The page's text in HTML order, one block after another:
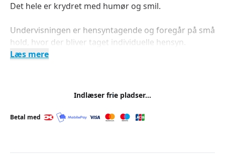
Det hele er krydret med humør og smil.
Undervisningen er hensyntagende og foregår på små
hold, hvor der bliver taget individuelle hensyn.
Læs mere
Indlæser frie pladser...
Betal med